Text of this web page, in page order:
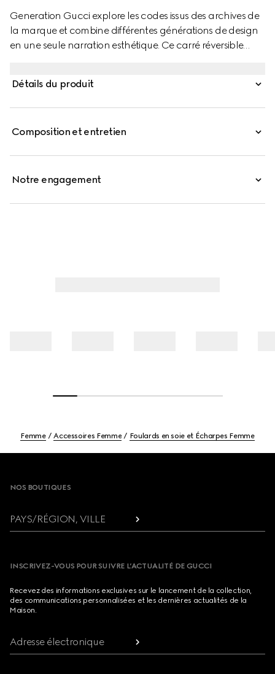
Generation Gucci explore les codes issus des archives de
la marque et combine différentes générations de design
en une seule narration esthétique. Ce carré réversible
Détails du produit
Composition et entretien
Notre engagement
Femme Accessoires Femme Foulards en soie et Écharpes Femme
NOS BOUTIQUES
PAYS/RÉGION, VILLE
INSCRIVEZ-VOUS POUR SUIVRE L’ACTUALITÉ DE GUCCI
Recevez des informations exclusives sur le lancement de la collection,
des communications personnalisées et les dernières actualités de la
Maison.
Adresse électronique